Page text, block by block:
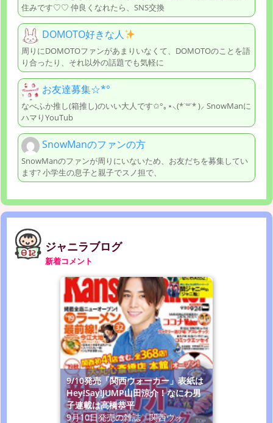
住みです♡♡ 仲良くなれたら、SNS交換
DOMOTO好きな人
周りにDOMOTOファンがあまりいなくて、DOMOTOのことを語
り合ったり、それ以外の話題でも気軽に
お友達募集☆*°
なべふか推し(箱推し)のいい大人です✩°｡⋆⸜(*˙꒳˙* )⸝ SnowManに
ハマりYouTub
SnowManのファンの方
SnowManのファンが周りにいないため、お友だちを募集してい
ます? 小学生の息子と親子でスノ担で、
ジャニラブログ
新着コメント
9/10発売「関西ウォーカー」表紙は
Hey!Say!JUMP山田涼介！なにわ男
子連載は高橋恭平
9月10日発売の雑誌「関西ウォ